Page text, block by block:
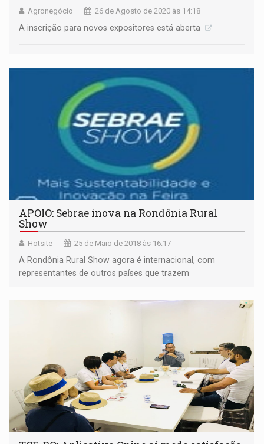
Agronegócio 26 de Agosto de 2020 às 14:18
A inscrição para novos expositores está aberta
APOIO: Sebrae inova na Rondônia Rural
Show
Hotsite 25 de Maio de 2018 às 16:17
A Rondônia Rural Show agora é internacional, com
representantes de outros países que trazem
Rondônia.